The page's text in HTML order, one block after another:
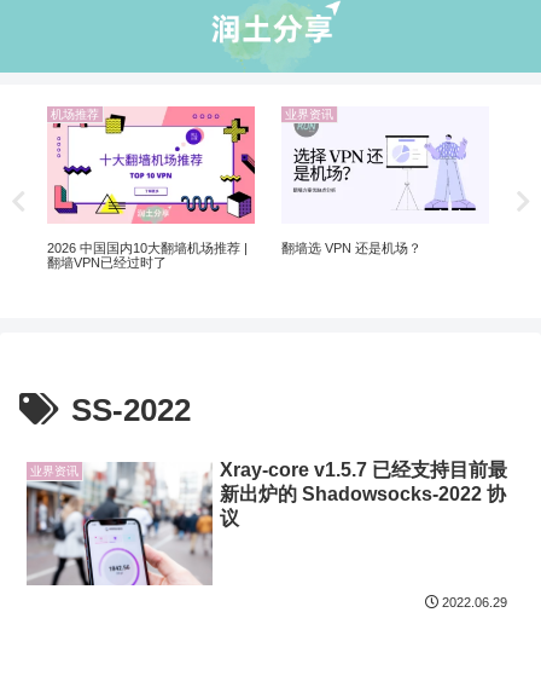
机场推荐
2026 中国国内10大翻墙机场推荐 |
翻墙VPN已经过时了
业界资讯
翻墙选 VPN 还是机场？
SS-2022
业界资讯
Xray-core v1.5.7 已经支持目前最
新出炉的 Shadowsocks-2022 协
议
2022.06.29